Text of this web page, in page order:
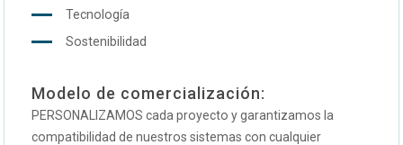
Tecnología
Sostenibilidad
Modelo de comercialización:
PERSONALIZAMOS cada proyecto y garantizamos la
compatibilidad de nuestros sistemas con cualquier